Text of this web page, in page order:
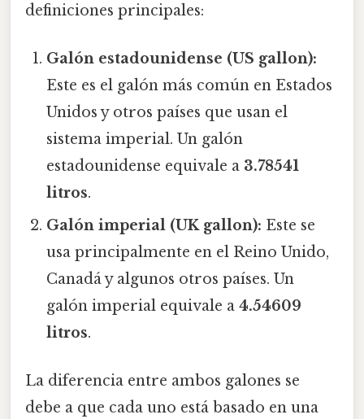
definiciones principales:
Galón estadounidense (US gallon):
Este es el galón más común en Estados
Unidos y otros países que usan el
sistema imperial. Un galón
estadounidense equivale a 3.78541
litros.
Galón imperial (UK gallon): Este se
usa principalmente en el Reino Unido,
Canadá y algunos otros países. Un
galón imperial equivale a4.54609
litros.
La diferencia entre ambos galones se
debe a que cada uno está basado en una